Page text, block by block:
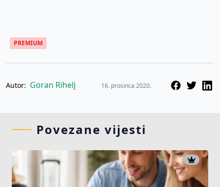
PREMIUM
Autor: Goran Rihelj 16. prosinca 2020.
Povezane vijesti